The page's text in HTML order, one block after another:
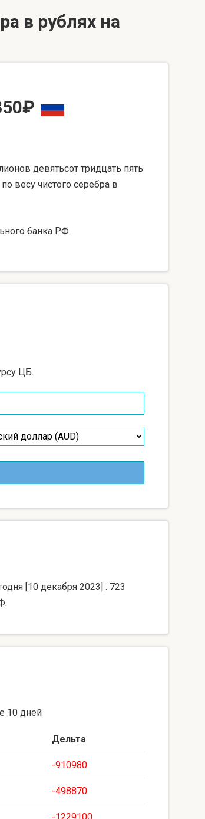
в рублях на
девятьсот тридцать пять
по весу чистого серебра в
банка РФ.
ЦБ.
[10 декабря 2023] . 723
10 дней
Дельта
-910980
-498870